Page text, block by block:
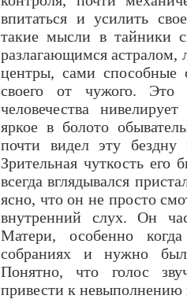
впитаться и усилить
такие мысли в тайники
разлагающимся астралом,
центры, сами способные
своего от чужого. Это
человечества
яркое в болото
почти видел эту
Зрительная чуткость
всегда вглядывался
ясно, что он не просто
внутренний слух. Он
Матери, особенно
собраниях и нужно
Понятно, что голос
привести к невыполнению